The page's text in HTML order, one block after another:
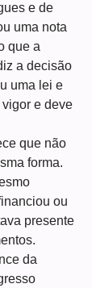
e de
uma nota
que a
a decisão
uma lei e
e deve
que não
forma.
ou
presente
da